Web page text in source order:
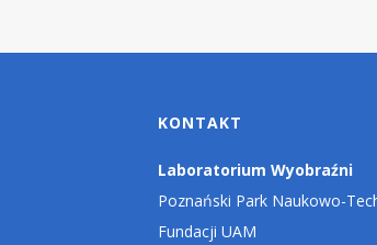
KONTAKT
Laboratorium Wyobraźni
Poznański Park Naukowo-
Fundacji UAM